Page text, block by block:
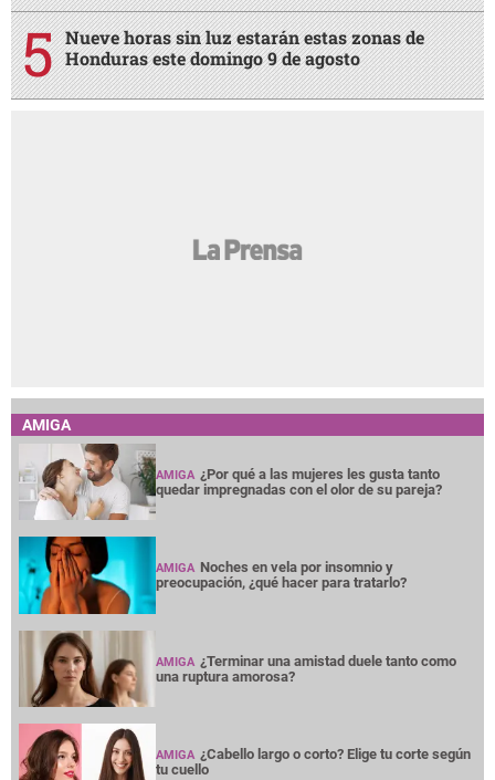
Nueve horas sin luz estarán estas zonas de
Honduras este domingo 9 de agosto
AMIGA
AMIGA ¿Por qué a las mujeres les gusta tanto
quedar impregnadas con el olor de su pareja?
AMIGA Noches en vela por insomnio y
preocupación, ¿qué hacer para tratarlo?
AMIGA ¿Terminar una amistad duele tanto como
una ruptura amorosa?
AMIGA ¿Cabello largo o corto? Elige tu corte según
tu cuello